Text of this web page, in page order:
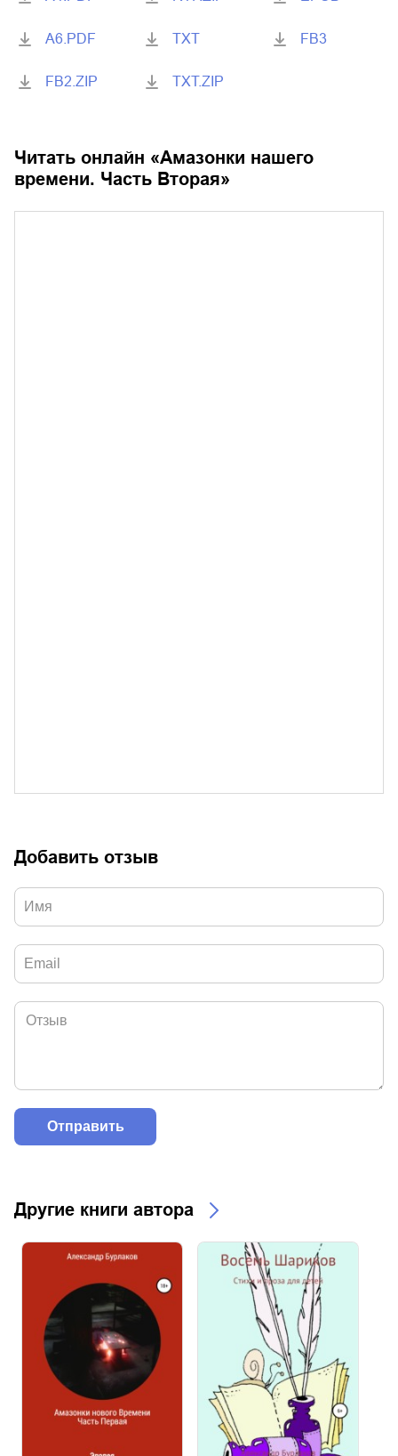
A6.PDF
FB2.ZIP
TXT
TXT.ZIP
FB3
Читать онлайн «Амазонки нашего
времени. Часть Вторая»
Добавить отзыв
Другие книги автора